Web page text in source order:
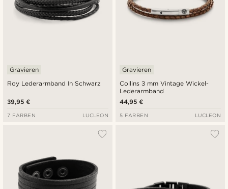
Roy Lederarmband In Schwarz
Gravieren
39,95 €
7 FARBEN LUCLEON
Collins 3 mm Vintage Wickel-
Lederarmband
Gravieren
44,95 €
5 FARBEN LUCLEON